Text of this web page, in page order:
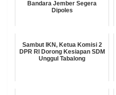
Bandara Jember Segera
Dipoles
Sambut IKN, Ketua Komisi 2
DPR RI Dorong Kesiapan SDM
Unggul Tabalong